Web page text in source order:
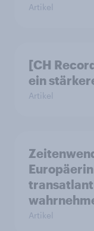
Artikel
[CH
ein
Artikel
Artikel